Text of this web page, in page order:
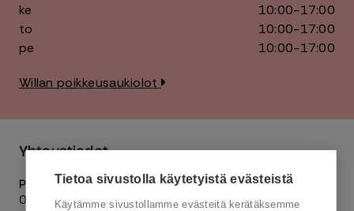
Tietoa sivustolla käytetyistä evästeistä
Käytämme sivustollamme evästeitä kerätäksemme
ke
10:00-17:00
to
10:00-17:00
pe
10:00-17:00
Willan poikkeusaukiolot
Yhteystiedot
Puhelinnumero
09 512 7298